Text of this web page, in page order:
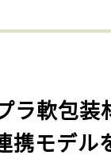
ラ軟包装
携モデル